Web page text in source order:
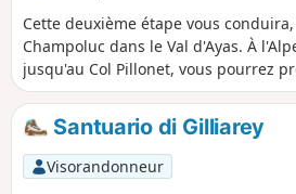
Cette deuxième étape vous
Champoluc dans le Val d'Ayas. À
jusqu'au Col Pillonet, vous pourrez
panorama qui s'étire du Massif du
en passant par le Mont Blanc. En
d'Ayas, c'est un tout autre point de
proposé. Vous pourrez admirer le
la chaîne séparant le Val d'Ayas du
Santuario di Gilliarey
Visorandonneur